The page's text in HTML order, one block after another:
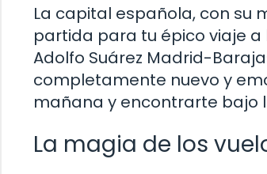
La capital española, con su
partida para tu épico viaje a
Adolfo Suárez Madrid-
completamente nuevo y
mañana y encontrarte bajo
La magia de los